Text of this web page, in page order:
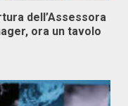
dell’Assessora
ora un tavolo